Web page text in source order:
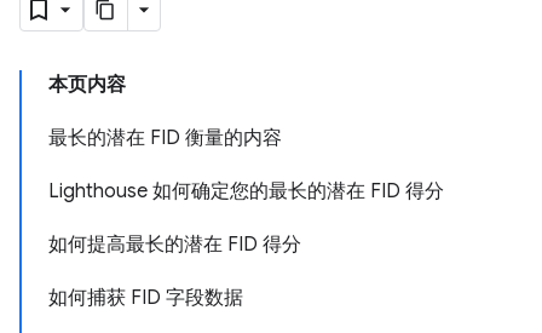
本页内容
最长的潜在 FID 衡量的内容
Lighthouse 如何确定您的最长的潜在 FID 得分
如何提高最长的潜在 FID 得分
如何捕获 FID 字段数据